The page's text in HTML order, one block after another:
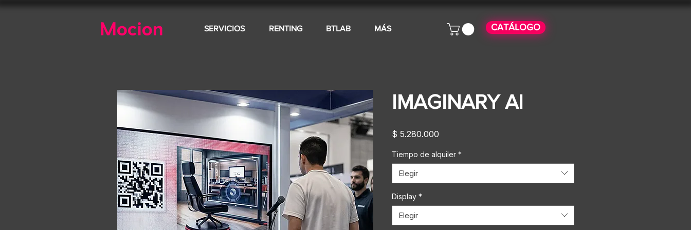
SERVICIOS RENTING BTLAB MÁS CATÁLOGO
IMAGINARY AI
$ 5.280.000
Tiempo de alquiler *
Elegir
Display *
Elegir